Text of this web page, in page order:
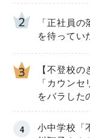
「正社員
を待ってい
【不登校
「カウン
をバラした
小中学校